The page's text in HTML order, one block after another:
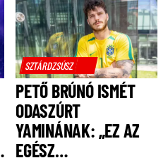
SZTÁRDZSÚSZ
PETŐ BRÚNÓ ISMÉT
ODASZÚRT
YAMINÁNAK: „EZ AZ
EGÉSZ